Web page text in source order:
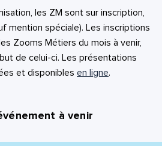
les ZM sont sur inscription,
mention spéciale). Les inscriptions
Zooms Métiers du mois à venir,
de celui-ci. Les présentations
et disponibles en ligne.
à venir